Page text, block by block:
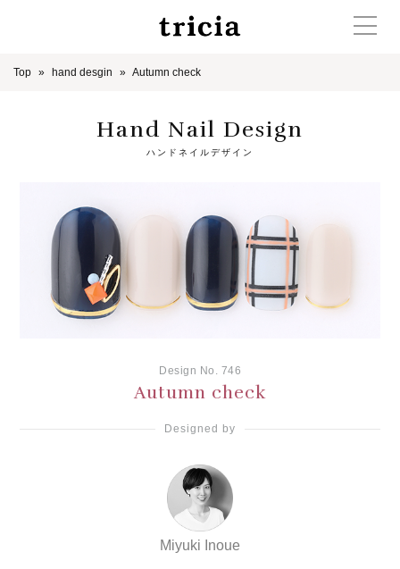
Top hand desgin Autumn check
Hand Nail Design
ハンドネイルデザイン
Design No. 746
Autumn check
Designed by
Miyuki Inoue